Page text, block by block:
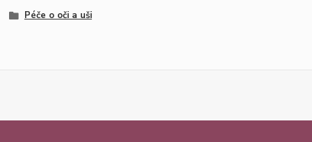
Péče o oči a uši